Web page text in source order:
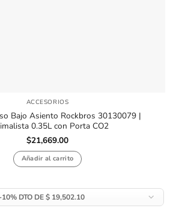
ACCESORIOS
Bajo Asiento Rockbros 30130079 |
0.35L con Porta CO2
$21,669.00
Añadir al carrito